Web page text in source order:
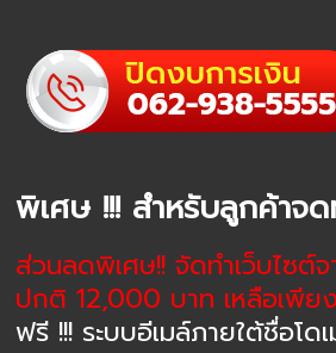
พิเศษ !!! สำหรับลูกค้าจด
ส่วนลดพิเศษ!! จัดทำเว็บไซต์จ
ปกติ 12,000 บาท เหลือเพี
ฟรี !!! ระบบอีเมล์ภายใต้ชื่อโด